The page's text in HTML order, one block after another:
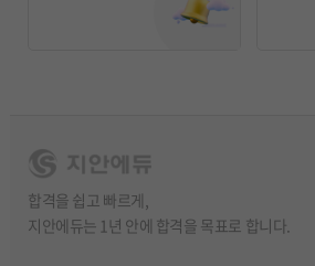
합격을 쉽고 빠르게,
지안에듀는 1년 안에 합격을 목표로 합니다.